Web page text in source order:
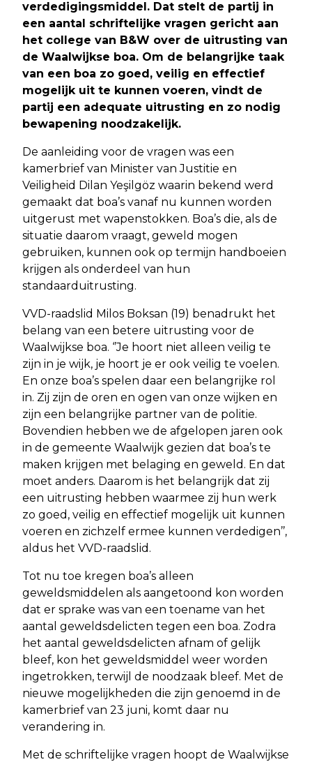
verdedigingsmiddel. Dat stelt de partij in
een aantal schriftelijke vragen gericht aan
het college van B&W over de uitrusting van
de Waalwijkse boa. Om de belangrijke taak
van een boa zo goed, veilig en effectief
mogelijk uit te kunnen voeren, vindt de
partij een adequate uitrusting en zo nodig
bewapening noodzakelijk.
De aanleiding voor de vragen was een
kamerbrief van Minister van Justitie en
Veiligheid Dilan Yeşilgöz waarin bekend werd
gemaakt dat boa’s vanaf nu kunnen worden
uitgerust met wapenstokken. Boa’s die, als de
situatie daarom vraagt, geweld mogen
gebruiken, kunnen ook op termijn handboeien
krijgen als onderdeel van hun
standaarduitrusting.
VVD-raadslid Milos Boksan (19) benadrukt het
belang van een betere uitrusting voor de
Waalwijkse boa. ‘’Je hoort niet alleen veilig te
zijn in je wijk, je hoort je er ook veilig te voelen.
En onze boa’s spelen daar een belangrijke rol
in. Zij zijn de oren en ogen van onze wijken en
zijn een belangrijke partner van de politie.
Bovendien hebben we de afgelopen jaren ook
in de gemeente Waalwijk gezien dat boa’s te
maken krijgen met belaging en geweld. En dat
moet anders. Daarom is het belangrijk dat zij
een uitrusting hebben waarmee zij hun werk
zo goed, veilig en effectief mogelijk uit kunnen
voeren en zichzelf ermee kunnen verdedigen’’,
aldus het VVD-raadslid.
Tot nu toe kregen boa’s alleen
geweldsmiddelen als aangetoond kon worden
dat er sprake was van een toename van het
aantal geweldsdelicten tegen een boa. Zodra
het aantal geweldsdelicten afnam of gelijk
bleef, kon het geweldsmiddel weer worden
ingetrokken, terwijl de noodzaak bleef. Met de
nieuwe mogelijkheden die zijn genoemd in de
kamerbrief van 23 juni, komt daar nu
verandering in.
Met de schriftelijke vragen hoopt de Waalwijkse